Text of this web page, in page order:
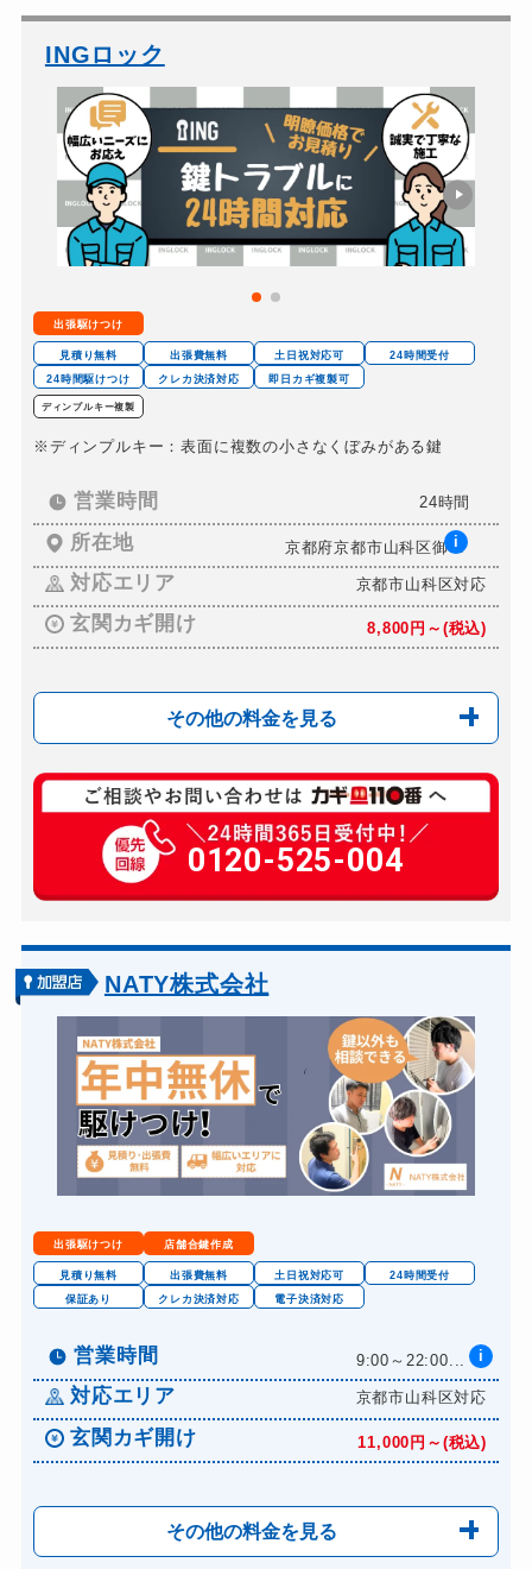
INGロック
出張駆けつけ
見積り無料 出張費無料 土日祝対応可
24時間受付
24時間駆けつけ
クレカ決済対応 即日カギ複製可
ディンプルキー複製
※ディンプルキー：表面に複数の小さなくぼみがある鍵
営業時間 24時間
所在地 京都府京都市山科区御...
i
対応エリア 京都市山科区対応
玄関カギ開け 8,800円～(税込)
その他の料金を見る
玄関カギ交換 11,000円～(税込)
車カギ開け 8,800円～(税込)
バイクカギ開け 8,800円～(税込)
スーツケースカギ開け
金庫カギ開け 8,800円～(税込)
ロッカーカギ開け 8,800円～(税込)
0120-525-004
NATY株式会社
出張駆けつけ 店舗合鍵作成
見積り無料 出張費無料 土日祝対応可
24時間受付
保証あり
クレカ決済対応 電子決済対応
営業時間 9:00～22:00... i
対応エリア 京都市山科区対応
玄関カギ開け 11,000円～(税込)
その他の料金を見る